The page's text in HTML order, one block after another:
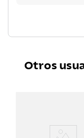
Otros